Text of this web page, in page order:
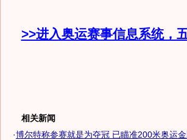
>>进入奥运赛事信息系统，
相关新闻
·博尔特称参赛就是为夺冠 已瞄准200米奥运